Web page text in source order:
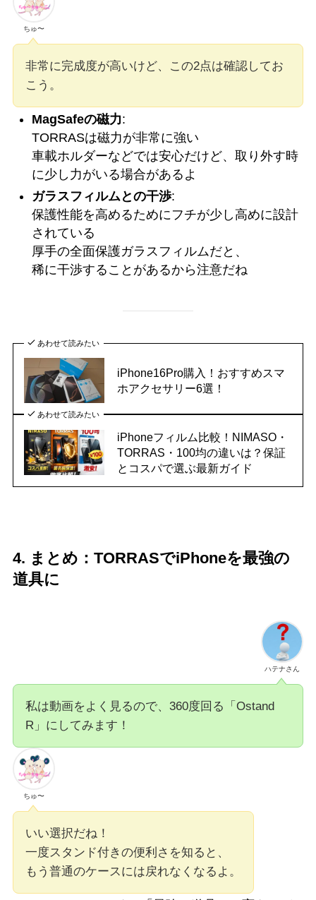
ちゅ〜
非常に完成度が高いけど、この2点は確認してお
こう。
MagSafeの磁力:
TORRASは磁力が非常に強い
車載ホルダーなどでは安心だけど、取り外す時
に少し力がいる場合があるよ
ガラスフィルムとの干渉:
保護性能を高めるためにフチが少し高めに設計
されている
厚手の全面保護ガラスフィルムだと、
稀に干渉することがあるから注意だね
あわせて読みたい
iPhone16Pro購入！おすすめスマ
ホアクセサリー6選！
あわせて読みたい
iPhoneフィルム比較！NIMASO・
TORRAS・100均の違いは？保証
とコスパで選ぶ最新ガイド
4. まとめ：TORRASでiPhoneを最強の
道具に
ハテナさん
私は動画をよく見るので、360度回る「Ostand
R」にしてみます！
ちゅ〜
いい選択だね！
一度スタンド付きの便利さを知ると、
もう普通のケースには戻れなくなるよ。